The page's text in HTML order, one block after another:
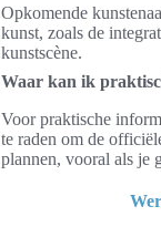
Opkomende
kunst, zoals de
kunstscène.
Waar kan ik
Voor praktische
te raden om de
plannen, vooral als je